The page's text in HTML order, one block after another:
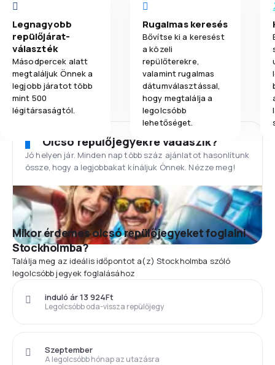
Legnagyobb
repülőjárat-
választék
Másodpercek alatt
megtaláljuk Önnek a
legjobb járatot több
mint 500
légitársaságtól.
Rugalmas keresés
Bővítse ki a keresést
a közeli
repülőterekre,
valamint rugalmas
dátumválasztással,
hogy megtalálja a
legolcsóbb
lehetőséget.
Olcsó repülőjegyekre vadászik?
Jó helyen jár. Minden nap több száz ajánlatot hasonlítunk
össze, hogy a legjobbakat kínáljuk Önnek. Nézze meg!
Mikor érdemes olcsó repülőjegyeket foglalni
Stockholmba?
Találja meg az ideális időpontot a(z) Stockholmba szóló
legolcsóbb jegyek foglalásához
Legolcsóbb oda-vissza repülőjegy
induló ár 13 924Ft
A legolcsóbb hónap az utazásra
Szeptember